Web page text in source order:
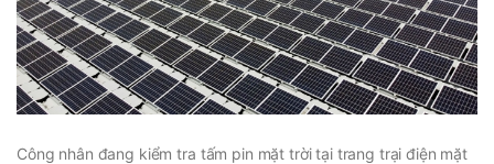
Công nhân đang kiểm tra tấm pin mặt trời tại trang trại điện mặt